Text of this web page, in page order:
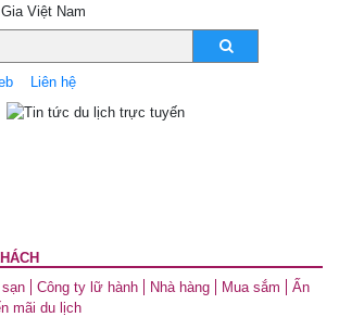
Liên hệ
sạn Công ty lữ hành Nhà hàng Mua sắm
Ấn
mãi du lịch